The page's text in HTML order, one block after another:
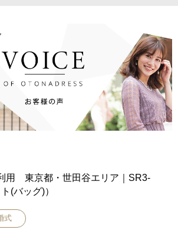
用 東京都・世田谷エリア｜SR3-
(バッグ)）
式